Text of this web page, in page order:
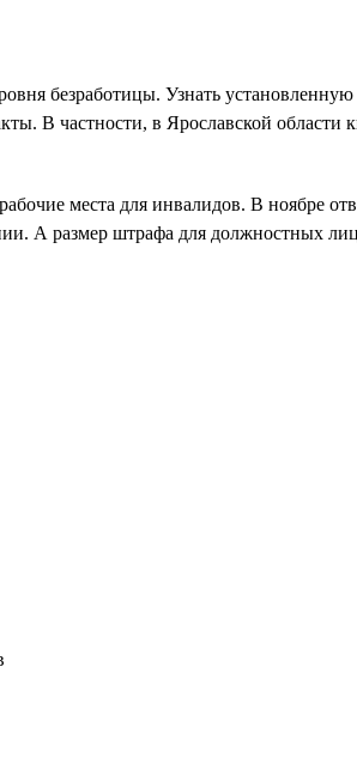
безработицы. Узнать
В частности, в Ярославской области
места для инвалидов. В ноябре
А размер штрафа для должностных